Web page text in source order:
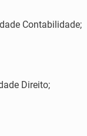
Contabilidade;
Direito;